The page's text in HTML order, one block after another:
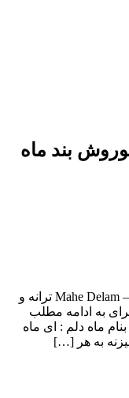
بند ماه
هوروش بند بنام ماه دلم با بالاترین کیفیت – Mahe Delam ترانه و
به ادامه مطلب
ماه دلم : ای ماه
به هر […]